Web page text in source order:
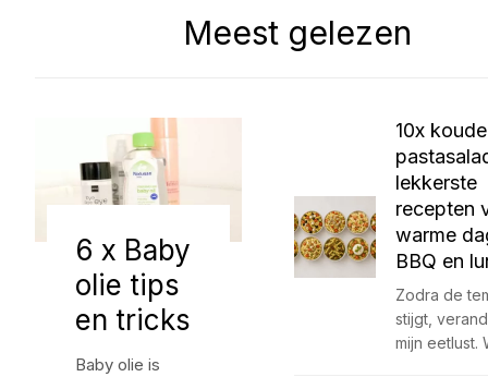
Meest gelezen
6 x Baby
olie tips
en tricks
Baby olie is
10x koude
lekkerste
recepten
warme
BBQ en
Zodra de
stijgt,
mijn eetlust.